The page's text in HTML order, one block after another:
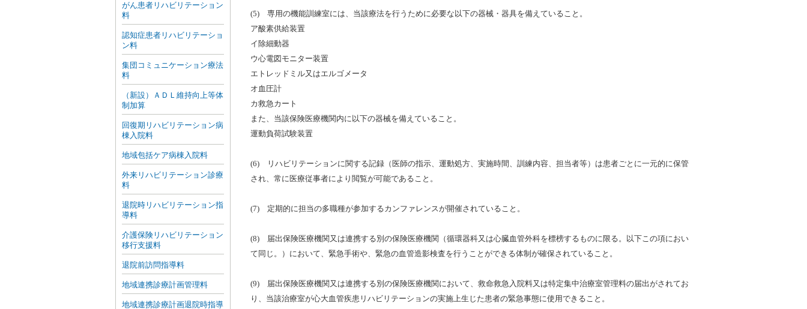
(5) 専用の機能訓練室には、当該療法を行うために必要な以下の器械・器具を備えていること。
ア酸素供給装置
イ除細動器
ウ心電図モニター装置
エトレッドミル又はエルゴメータ
オ血圧計
カ救急カート
また、当該保険医療機関内に以下の器械を備えていること。
運動負荷試験装置
(6) リハビリテーションに関する記録（医師の指示、運動処方、実施時間、訓練内容、担当者等）は患者ごとに一元的に保管
され、常に医療従事者により閲覧が可能であること。
(7) 定期的に担当の多職種が参加するカンファレンスが開催されていること。
(8) 届出保険医療機関又は連携する別の保険医療機関（循環器科又は心臓血管外科を標榜するものに限る。以下この項におい
て同じ。）において、緊急手術や、緊急の血管造影検査を行うことができる体制が確保されていること。
(9) 届出保険医療機関又は連携する別の保険医療機関において、救命救急入院料又は特定集中治療室管理料の届出がされてお
り、当該治療室が心大血管疾患リハビリテーションの実施上生じた患者の緊急事態に使用できること。
がん患者リハビリテーション
料
認知症患者リハビリテーショ
ン料
集団コミュニケーション療法
料
（新設）ＡＤＬ維持向上等体
制加算
回復期リハビリテーション病
棟入院料
地域包括ケア病棟入院料
外来リハビリテーション診療
料
退院時リハビリテーション指
導料
介護保険リハビリテーション
移行支援料
退院前訪問指導料
地域連携診療計画管理料
地域連携診療計画退院時指導